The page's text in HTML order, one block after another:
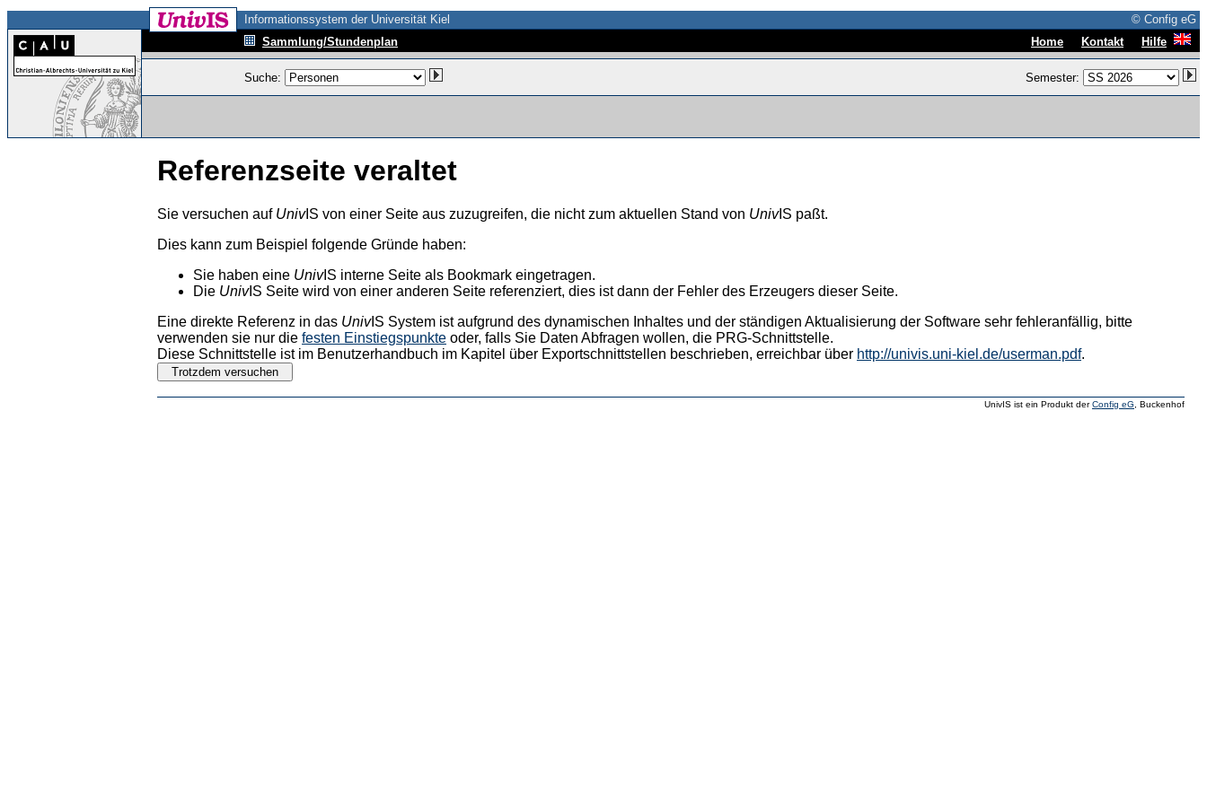
Informationssystem der Universität Kiel
© Config eG
Sammlung/Stundenplan
Home Kontakt Hilfe
Suche: Semester:
Referenzseite veraltet
Sie versuchen auf UnivIS von einer Seite aus zuzugreifen, die nicht zum aktuellen Stand von UnivIS paßt.
Dies kann zum Beispiel folgende Gründe haben:
Sie haben eine UnivIS interne Seite als Bookmark eingetragen.
Die UnivIS Seite wird von einer anderen Seite referenziert, dies ist dann der Fehler des Erzeugers dieser Seite.
Eine direkte Referenz in das UnivIS System ist aufgrund des dynamischen Inhaltes und der ständigen Aktualisierung der Software sehr fehleranfällig, bitte
verwenden sie nur die festen Einstiegspunkte oder, falls Sie Daten Abfragen wollen, die PRG-Schnittstelle.
Diese Schnittstelle ist im Benutzerhandbuch im Kapitel über Exportschnittstellen beschrieben, erreichbar über http://univis.uni-kiel.de/userman.pdf.
UnivIS ist ein Produkt derConfig eG , Buckenhof